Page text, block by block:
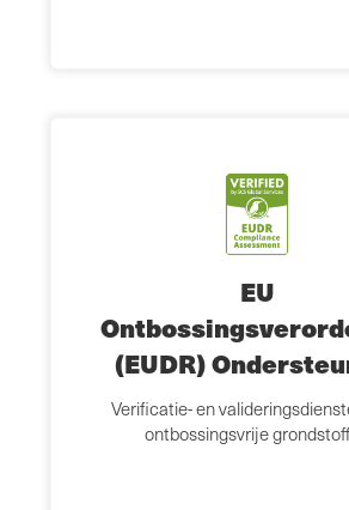
EU
(EUDR)
Verificatie- en
ontbossingsvrije